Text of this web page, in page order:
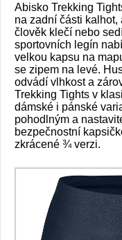
Abisko Trekking
na zadní části
člověk klečí nebo
sportovních legín
velkou kapsu na
se zipem na levé.
odvádí vlhkost a
Trekking Tights v
dámské i pánské
pohodlným a
bezpečnostní
zkrácené ¾ verzi.